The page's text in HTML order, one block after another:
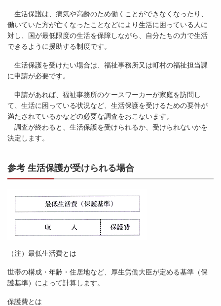
生活保護は、病気や高齢のため働くことができなくなったり、
働いていた方が亡くなったことなどにより生活に困っている人に
対し、国が最低限度の生活を保障しながら、自分たちの力で生活
できるように援助する制度です。
生活保護を受けたい場合は、福祉事務所又は町村の福祉担当課
に申請が必要です。
申請があれば、福祉事務所のケースワーカーが家庭を訪問し
て、生活に困っている状況など、生活保護を受けるための要件が
満たされているかなどの必要な調査をおこないます。
調査が終わると、生活保護を受けられるか、受けられないかを
決定します。
参考 生活保護が受けられる場合
（注）最低生活費とは
世帯の構成・年齢・住居地など、厚生労働大臣が定める基準（保
護基準）によって計算します。
保護費とは